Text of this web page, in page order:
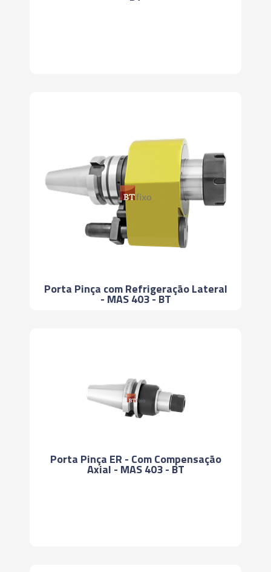
Porta Pinça com Refrigeração Lateral
- MAS 403 - BT
Porta Pinça ER - Com Compensação
Axial - MAS 403 - BT